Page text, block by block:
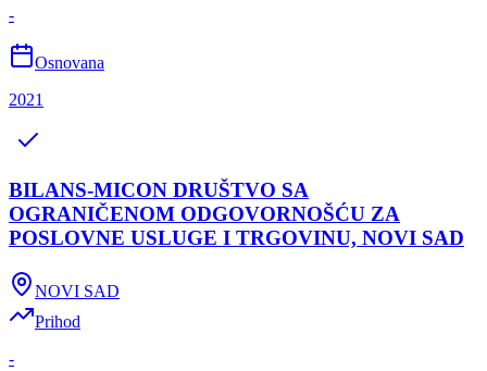
-
Osnovana
2021
BILANS-MICON DRUŠTVO SA
OGRANIČENOM ODGOVORNOŠĆU ZA
POSLOVNE USLUGE I TRGOVINU, NOVI SAD
NOVI SAD
Prihod
-